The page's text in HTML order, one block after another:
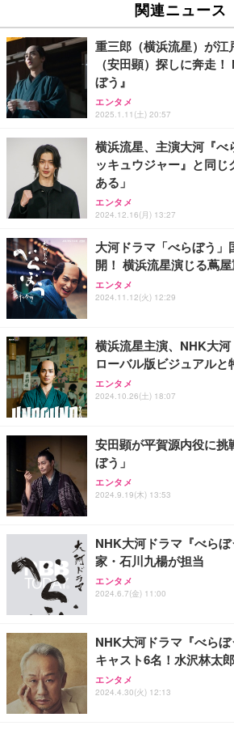
￥109,572
【純正品】27"ゲーミングモ
フック付き（CFI-ZDM1J）
￥49,979
【整備済み品】Dell
ー フルHD（1920×1080）VA
ort/VGA スピーカー内蔵 高
応 ComfortView ビジネス向け
￥15,800
【MiniLED/24.5inch/280Hz/
HOOTER Gaming Monitor
グモニター QD 24.5インチ
Office 2021 Pro 付属/Webカ
子 (HDMI, VGA, USB 3.0)/
日保証（メモリ
￥36,880
【整備済み品】中古 ノート
15.6型/ 第11世代 Core i3-
Office 2021 Pro 付属/Webカ
子 (HDMI, VGA, USB 3.0)/ 有
【整備済み品】ノートパソ
U9311X/F 13.3型 第11世代
s11 Pro/MS Office 2021搭載
tooth・HDMI・Type-C/360度
D256GB)
￥44,880
VETESAノートパソコン
晶/1920×1080FHD
トPC 16GB メモリ SSD
習用 ピンク
ッテリー 5台同時充電 Type-
D残量表示 LEDライト付き
携帯充電器 停電対策 アウト
急用 iOS/Android各種他対
￥2,469
エレコム 充電器 Type-C
ポート PSE認証品 GaN採用
ワイト 【 iPhone16 15 等対
エレコム 充電器 40W 2ポー
PPS対応 GaN II採用 折りた
EC-AC10640WH
￥1,790
エレコム 65W 充電器 Type-
応 スイング式プラグ採用
ク EC-AC12465BK
関連ニュース
重三郎（横浜流星）が江
（安田顕）探しに奔走
ぼう』
エンタメ
2025.1.11(土) 20:57
横浜流星、主演大河『べ
ッキュウジャー』と同
ある」
エンタメ
2024.12.16(月) 13:27
大河ドラマ「べらぼう
開！ 横浜流星演じる蔦
エンタメ
2024.11.12(火) 12:29
横浜流星主演、NHK大
ローバル版ビジュアルと
エンタメ
2024.10.26(土) 18:07
安田顕が平賀源内役に挑
ぼう」
エンタメ
2024.9.19(木) 13:53
NHK大河ドラマ『べら
家・石川九楊が担当
エンタメ
2024.6.7(金) 11:00
NHK大河ドラマ『べら
キャスト6名！水沢林太
エンタメ
2024.4.30(火) 12:13